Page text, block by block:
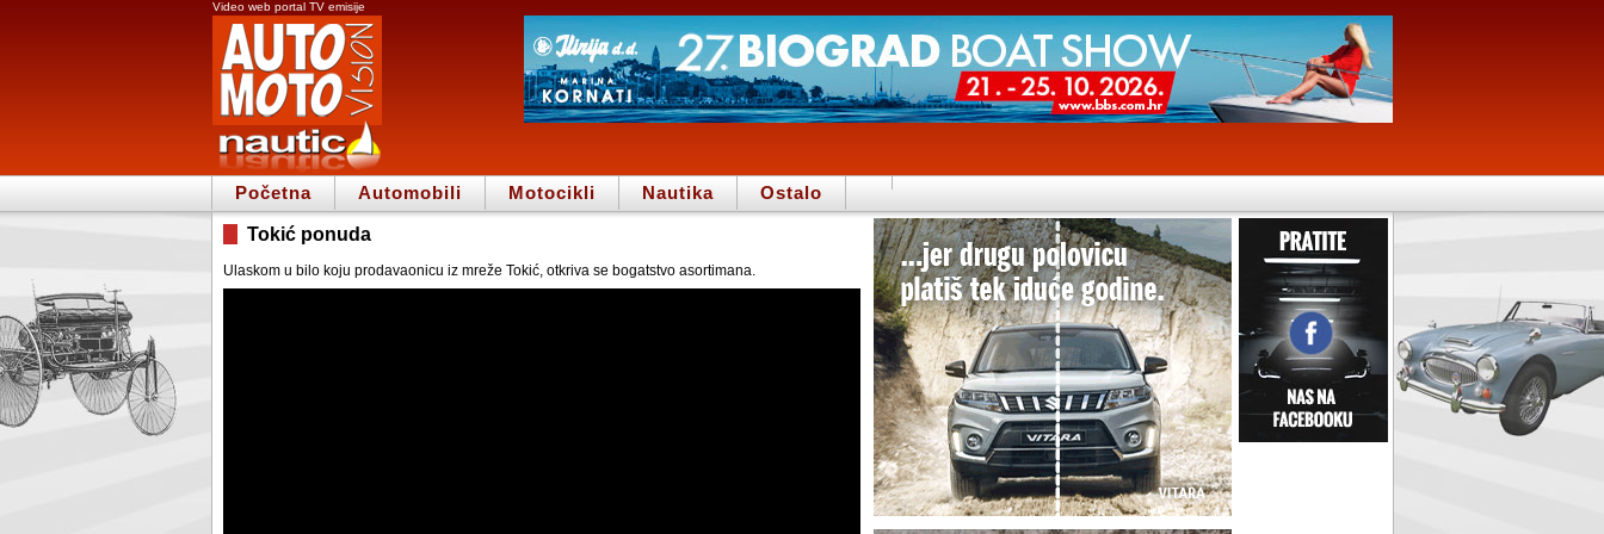
Video web portal TV emisije
Početna Automobili Motocikli Nautika Ostalo
Tokić ponuda
Ulaskom u bilo koju prodavaonicu iz mreže Tokić, otkriva se bogatstvo asortimana.